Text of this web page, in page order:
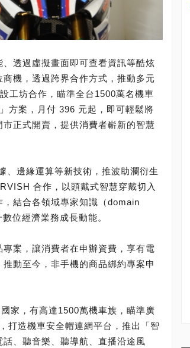
透過虛擬畫面即可查看資訊等酷炫
機，透過跨界合作方式，推動多元
工坊合作，瞄準全台1500萬名機車
方案，月付 396 元起，即可輕鬆將
正式開賣，提供消費者嶄新的智慧
、邊緣運算等新技術，推波助瀾衍生
合作，以頭戴式智慧穿戴切入
結合各領域專家知識（domain
位經濟業務成長動能。
案，讓消費者在申辦資費，享有電
動至今，非手機的商品綁約專案申
家，有高達1500萬機車族，瞄準廣
打造機車安全帽連網平台，推出「智
、聽音樂、聽導航、直播沿途風